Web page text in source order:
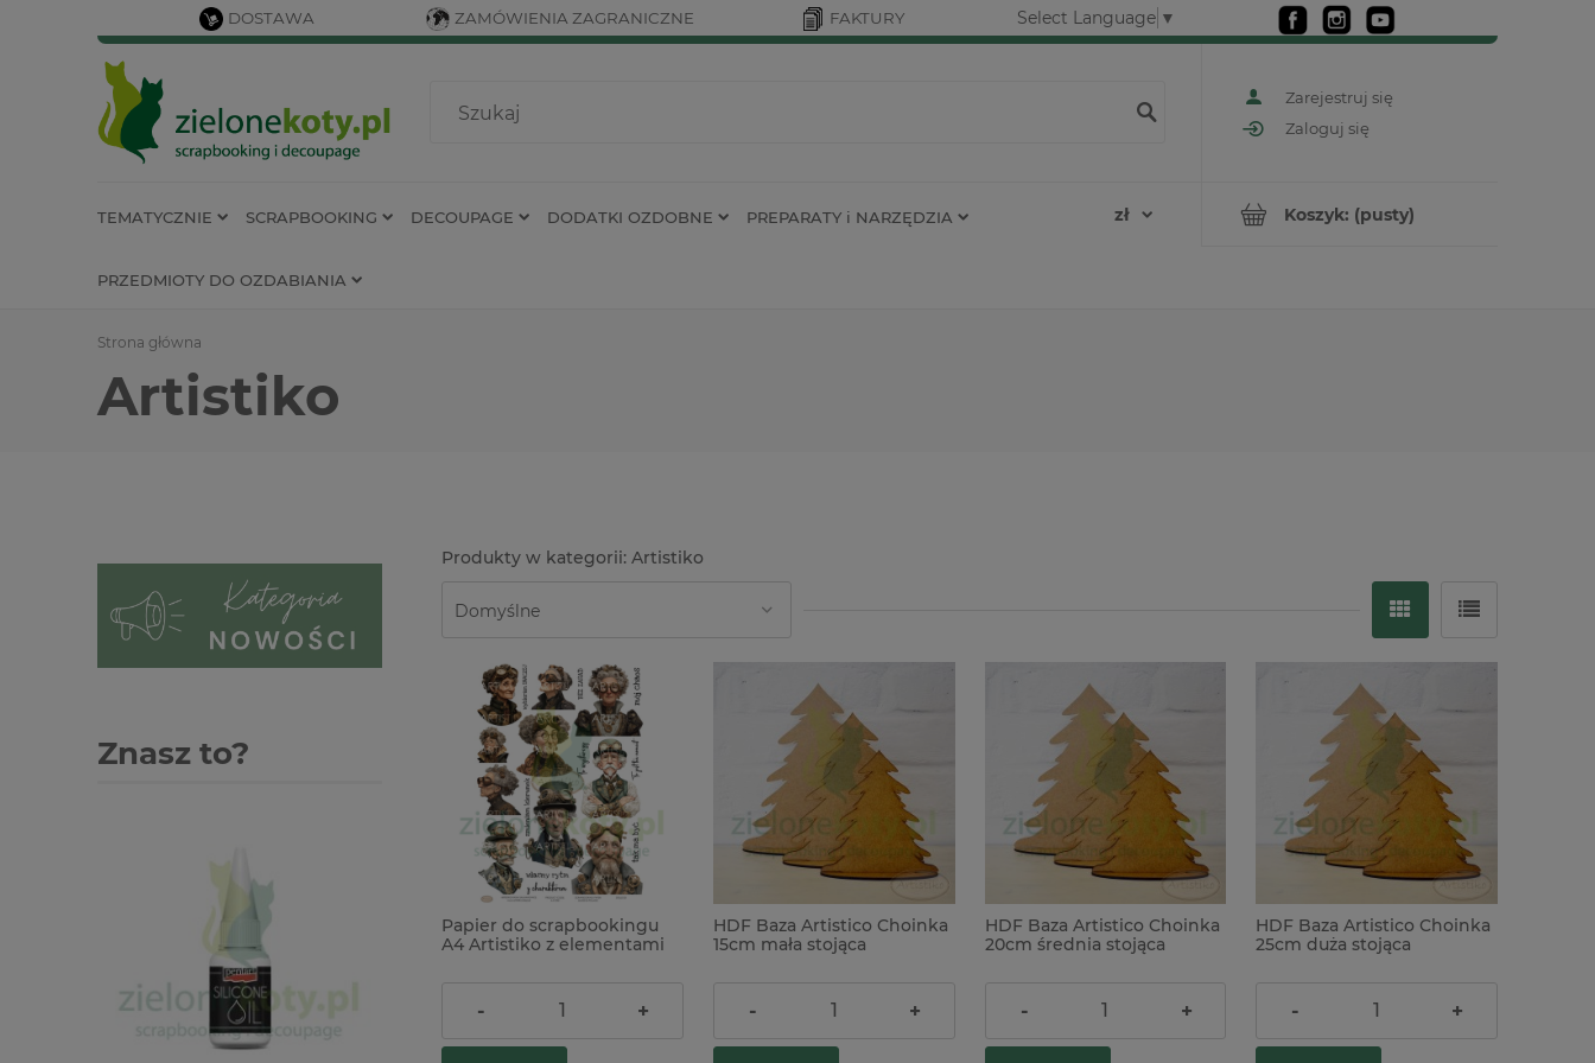
DOSTAWA ZAMÓWIENIA ZAGRANICZNE FAKTURY Select Language ▼
Zarejestruj się
Zaloguj się
Koszyk: (pusty)
TEMATYCZNIE SCRAPBOOKING DECOUPAGE DODATKI OZDOBNE PREPARATY i NARZĘDZIA
PRZEDMIOTY DO OZDABIANIA
Strona główna
Artistiko
Znasz to?
-22% -23%
Artistiko
Papier do scrapbookingu
A4 Artistiko z elementami
4,90 zł
- +
HDF Baza Artistico Choinka
15cm mała stojąca
4,90 zł
- +
HDF Baza Artistico Choinka
20cm średnia stojąca
5,90 zł
- +
HDF Baza Artistico Choinka
25cm duża stojąca
7,90 zł
- +